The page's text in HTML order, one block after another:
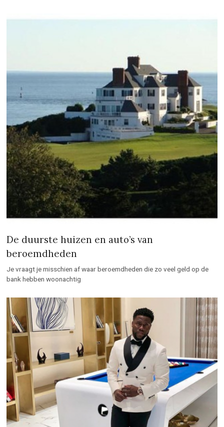
De duurste huizen en auto’s van
beroemdheden
Je vraagt je misschien af waar beroemdheden die zo veel geld op de
bank hebben woonachtig